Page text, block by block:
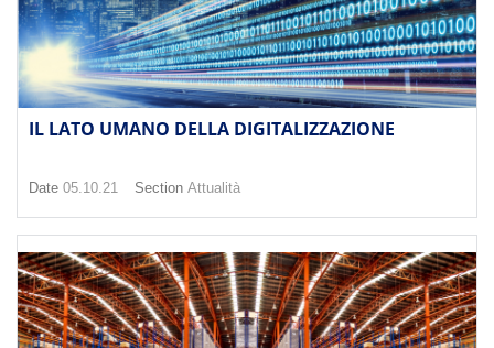
IL LATO UMANO DELLA DIGITALIZZAZIONE
Date 05.10.21 Section Attualità